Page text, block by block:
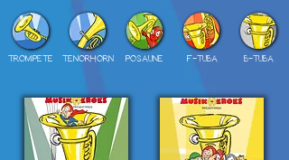
TROMPETE TENORHORN POSAUNE F-TUBA B-TUBA